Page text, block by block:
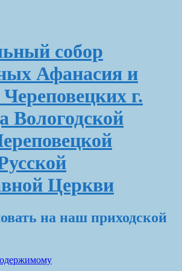
собор
Афанасия и
г.
Вологодской
Церкви
на наш приходской